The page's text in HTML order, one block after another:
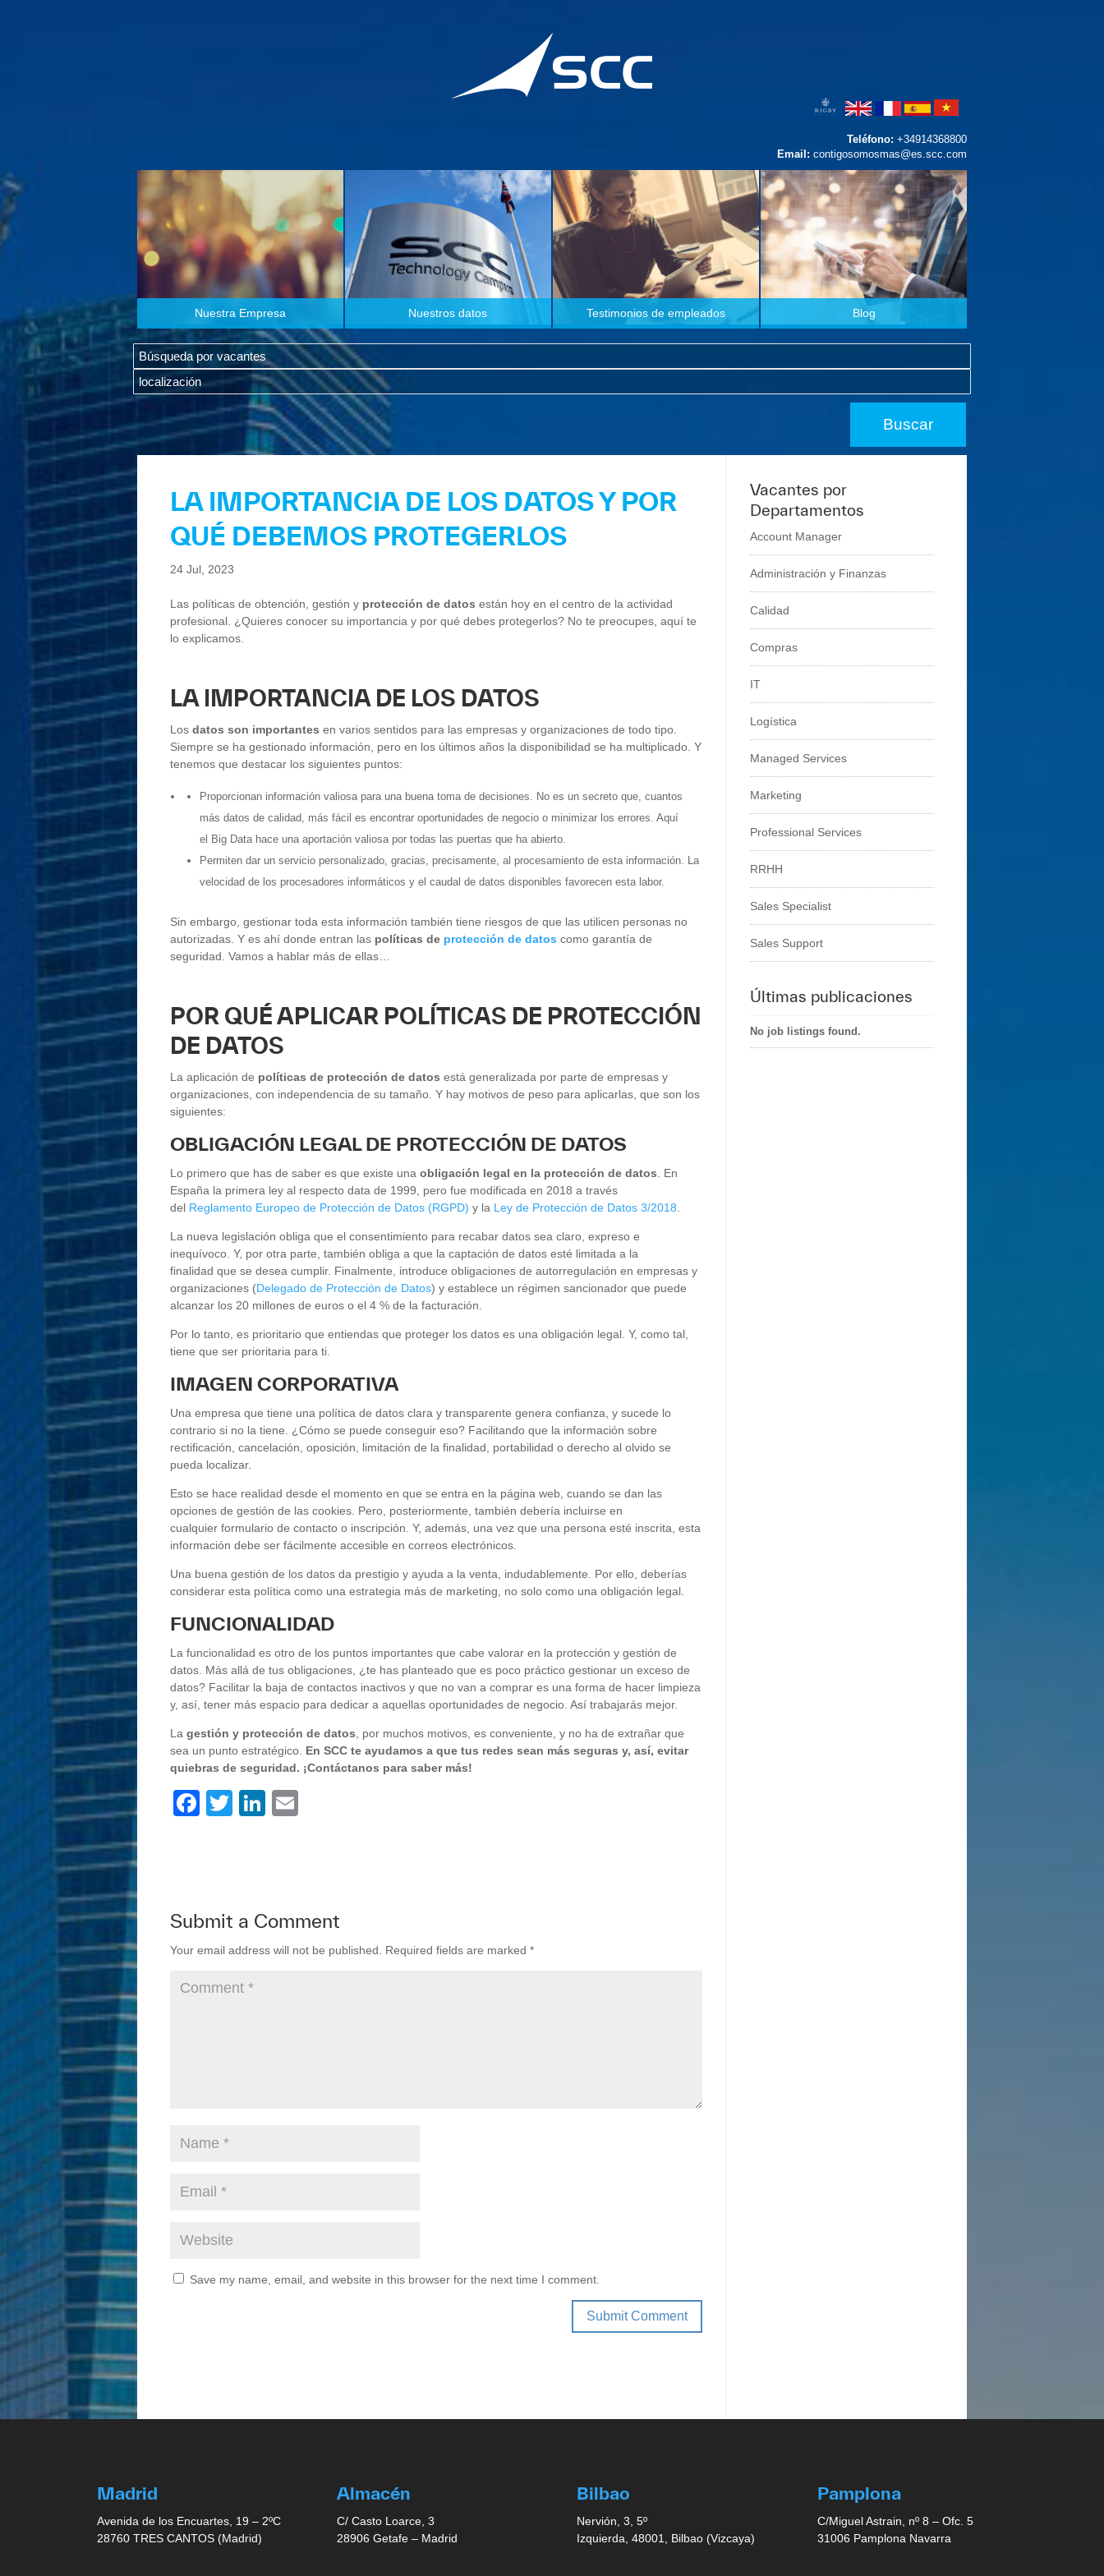
Teléfono: +34914368800
Email: contigosomosmas@es.scc.com
Nuestra Empresa Nuestros datos Testimonios de empleados Blog
LA IMPORTANCIA DE LOS DATOS Y POR
QUÉ DEBEMOS PROTEGERLOS
24 Jul, 2023
Las políticas de obtención, gestión y protección de datos están hoy en el centro de la actividad
profesional. ¿Quieres conocer su importancia y por qué debes protegerlos? No te preocupes, aquí te
lo explicamos.
LA IMPORTANCIA DE LOS DATOS
Los datos son importantes en varios sentidos para las empresas y organizaciones de todo tipo.
Siempre se ha gestionado información, pero en los últimos años la disponibilidad se ha multiplicado. Y
tenemos que destacar los siguientes puntos:
Proporcionan información valiosa para una buena toma de decisiones. No es un secreto que, cuantos
más datos de calidad, más fácil es encontrar oportunidades de negocio o minimizar los errores. Aquí
el Big Data hace una aportación valiosa por todas las puertas que ha abierto.
Permiten dar un servicio personalizado, gracias, precisamente, al procesamiento de esta información. La
velocidad de los procesadores informáticos y el caudal de datos disponibles favorecen esta labor.
Sin embargo, gestionar toda esta información también tiene riesgos de que las utilicen personas no
autorizadas. Y es ahí donde entran las políticas de protección de datos como garantía de
seguridad. Vamos a hablar más de ellas…
POR QUÉ APLICAR POLÍTICAS DE PROTECCIÓN
DE DATOS
La aplicación de políticas de protección de datos está generalizada por parte de empresas y
organizaciones, con independencia de su tamaño. Y hay motivos de peso para aplicarlas, que son los
siguientes:
OBLIGACIÓN LEGAL DE PROTECCIÓN DE DATOS
Lo primero que has de saber es que existe una obligación legal en la protección de datos . En
España la primera ley al respecto data de 1999, pero fue modificada en 2018 a través
del Reglamento Europeo de Protección de Datos (RGPD) y la Ley de Protección de Datos 3/2018
La nueva legislación obliga que el consentimiento para recabar datos sea claro, expreso e
inequívoco. Y, por otra parte, también obliga a que la captación de datos esté limitada a la
finalidad que se desea cumplir. Finalmente, introduce obligaciones de autorregulación en empresas y
organizaciones (Delegado de Protección de Datos) y establece un régimen sancionador que puede
alcanzar los 20 millones de euros o el 4 % de la facturación.
Por lo tanto, es prioritario que entiendas que proteger los datos es una obligación legal. Y, como tal,
tiene que ser prioritaria para ti.
IMAGEN CORPORATIVA
Una empresa que tiene una política de datos clara y transparente genera confianza, y sucede lo
contrario si no la tiene. ¿Cómo se puede conseguir eso? Facilitando que la información sobre
rectificación, cancelación, oposición, limitación de la finalidad, portabilidad o derecho al olvido se
pueda localizar.
Esto se hace realidad desde el momento en que se entra en la página web, cuando se dan las
opciones de gestión de las cookies. Pero, posteriormente, también debería incluirse en
cualquier formulario de contacto o inscripción. Y, además, una vez que una persona esté inscrita, esta
información debe ser fácilmente accesible en correos electrónicos.
Una buena gestión de los datos da prestigio y ayuda a la venta, indudablemente. Por ello, deberías
considerar esta política como una estrategia más de marketing, no solo como una obligación legal.
FUNCIONALIDAD
La funcionalidad es otro de los puntos importantes que cabe valorar en la protección y gestión de
datos. Más allá de tus obligaciones, ¿te has planteado que es poco práctico gestionar un exceso de
datos? Facilitar la baja de contactos inactivos y que no van a comprar es una forma de hacer limpieza
y, así, tener más espacio para dedicar a aquellas oportunidades de negocio. Así trabajarás mejor.
La gestión y protección de datos , por muchos motivos, es conveniente, y no ha de extrañar que
sea un punto estratégico. En SCC te ayudamos a que tus redes sean más seguras y, así, evitar
quiebras de seguridad. ¡Contáctanos para saber más!
F
o
o
k
T
Li
dI
n
Submit a Comment
Your email address will not be published. Required fields are marked *
Save my name, email, and website in this browser for the next time I comment.
Vacantes por
Departamentos
Account Manager
Administración y Finanzas
Calidad
Compras
IT
Logí­stica
Managed Services
Marketing
Professional Services
RRHH
Sales Specialist
Sales Support
Últimas publicaciones
No job listings found.
Madrid
Avenida de los Encuartes, 19 – 2ºC
28760 TRES CANTOS (Madrid)
Almacén
C/ Casto Loarce, 3
28906 Getafe – Madrid
Bilbao
Nervión, 3, 5º
Izquierda, 48001, Bilbao (Vizcaya)
Pamplona
C/Miguel Astrain, nº 8 – Ofc. 5
31006 Pamplona Navarra